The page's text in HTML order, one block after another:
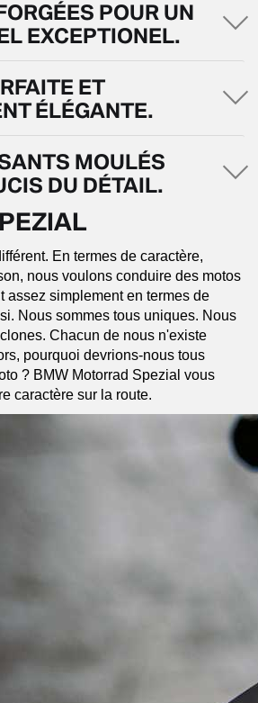
POUR UN
EXCEPTIONEL.
ET
ÉLÉGANTE.
MOULÉS
DU DÉTAIL.
En termes de caractère,
nous voulons conduire des motos
assez simplement en termes de
Nous sommes tous uniques. Nous
Chacun de nous n'existe
pourquoi devrions-nous tous
? BMW Motorrad Spezial vous
caractère sur la route.